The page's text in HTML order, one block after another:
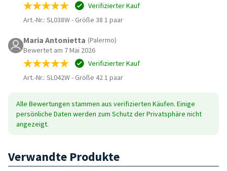
Verifizierter Kauf
Art.-Nr.: SL038W- Größe 38 1 paar
Maria Antonietta (Palermo)
Bewertet am 7 Mai 2026
Verifizierter Kauf
Art.-Nr.: SL042W- Größe 42 1 paar
Alle Bewertungen stammen aus verifizierten Käufen. Einige
persönliche Daten werden zum Schutz der Privatsphäre nicht
angezeigt.
Verwandte Produkte